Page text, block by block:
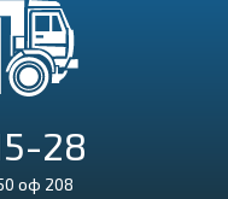
28
оф 208